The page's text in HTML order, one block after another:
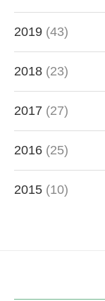
2019 (43)
2018 (23)
2017 (27)
2016 (25)
2015 (10)